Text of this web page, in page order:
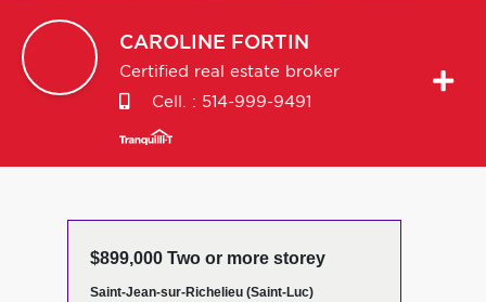
CAROLINE FORTIN
Certified real estate broker
Cell. : 514-999-9491
$899,000 Two or more storey
Saint-Jean-sur-Richelieu (Saint-Luc)